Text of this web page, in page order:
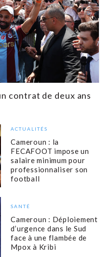
contrat de deux ans
ACTUALITÉS
Cameroun : la
FECAFOOT impose un
salaire minimum pour
professionnaliser son
football
SANTÉ
Cameroun : Déploiement
d’urgence dans le Sud
face à une flambée de
Mpox à Kribi